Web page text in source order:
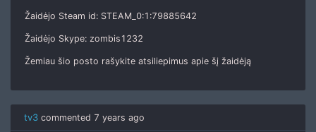
Žaidėjo Steam id: STEAM_0:1:79885642
Žaidėjo Skype: zombis1232
Žemiau šio posto rašykite atsiliepimus apie šį žaidėją
tv3 commented 7 years ago